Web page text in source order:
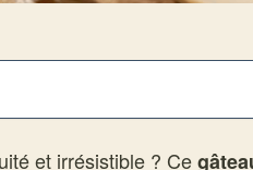
et irrésistible ? Ce